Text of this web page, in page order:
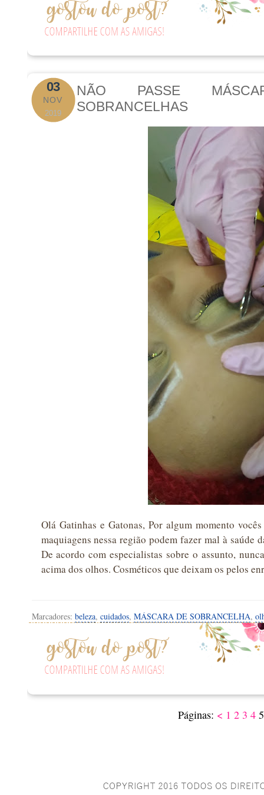
03
NOV
2019
NÃO PASSE
SOBRANCELHAS
Olá Gatinhas e Gatonas, Por algum momento
maquiagens nessa região podem fazer mal à saúde
De acordo com especialistas sobre o assunto,
acima dos olhos. Cosméticos que deixam os pelos
Marcadores: beleza, cuidados, MÁSCARA DE SOBRANCELHA,
Páginas: < 1 2 3 4 5